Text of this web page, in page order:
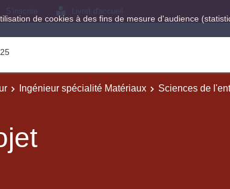
de cookies à des fins de mesure d'audience
Ingénieur spécialité Matériaux Sciences de